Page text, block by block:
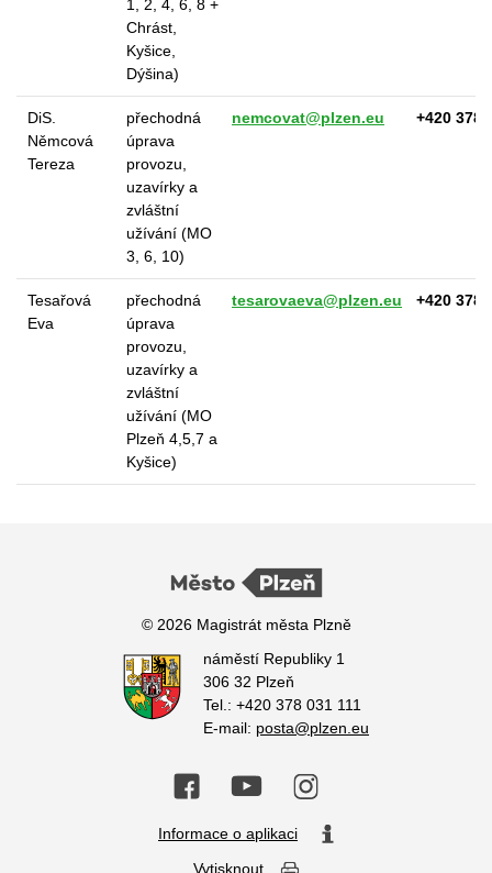
1, 2, 4, 6, 8 +
Chrást,
Kyšice,
Dýšina)
DiS.
Němcová
Tereza
přechodná
úprava
provozu,
uzavírky a
zvláštní
užívání (MO
3, 6, 10)
nemcovat@plzen.eu +420 378
Tesařová
Eva
přechodná
úprava
provozu,
uzavírky a
zvláštní
užívání (MO
Plzeň 4,5,7 a
Kyšice)
tesarovaeva@plzen.eu +420 378
© 2026 Magistrát města Plzně
náměstí Republiky 1
306 32 Plzeň
Tel.: +420 378 031 111
E-mail: posta@plzen.eu
Informace o aplikaci
Vytisknout